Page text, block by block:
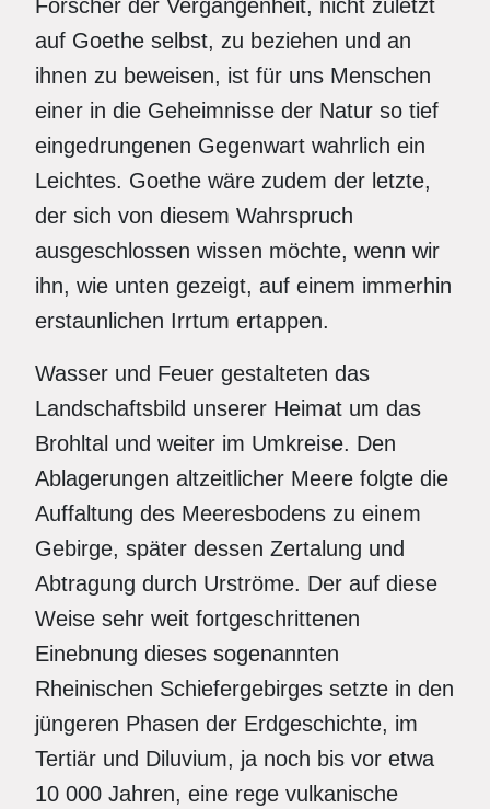
Forscher der Vergangenheit, nicht zuletzt
auf Goethe selbst, zu beziehen und an
ihnen zu beweisen, ist für uns Menschen
einer in die Geheimnisse der Natur so tief
eingedrungenen Gegenwart wahrlich ein
Leichtes. Goethe wäre zudem der letzte,
der sich von diesem Wahrspruch
ausgeschlossen wissen möchte, wenn wir
ihn, wie unten gezeigt, auf einem immerhin
erstaunlichen Irrtum ertappen.
Wasser und Feuer gestalteten das
Landschaftsbild unserer Heimat um das
Brohltal und weiter im Umkreise. Den
Ablagerungen altzeitlicher Meere folgte die
Auffaltung des Meeresbodens zu einem
Gebirge, später dessen Zertalung und
Abtragung durch Urströme. Der auf diese
Weise sehr weit fortgeschrittenen
Einebnung dieses sogenannten
Rheinischen Schiefergebirges setzte in den
jüngeren Phasen der Erdgeschichte, im
Tertiär und Diluvium, ja noch bis vor etwa
10 000 Jahren, eine rege vulkanische